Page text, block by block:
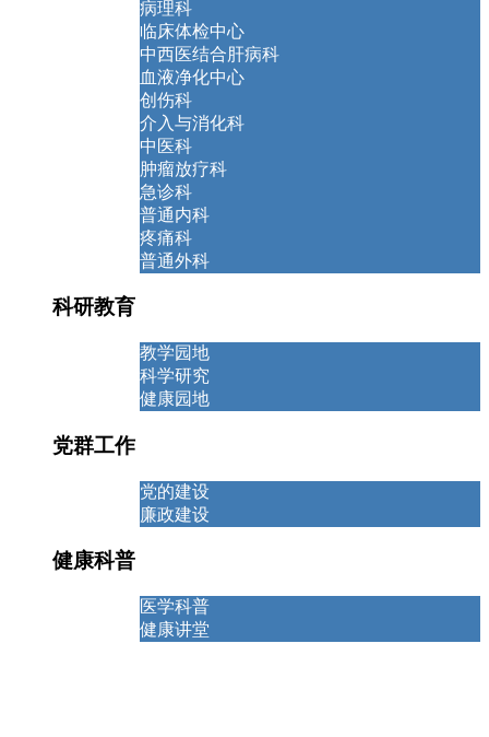
病理科
临床体检中心
中西医结合肝病科
血液净化中心
创伤科
介入与消化科
中医科
肿瘤放疗科
急诊科
普通内科
疼痛科
普通外科
科研教育
教学园地
科学研究
健康园地
党群工作
党的建设
廉政建设
健康科普
医学科普
健康讲堂